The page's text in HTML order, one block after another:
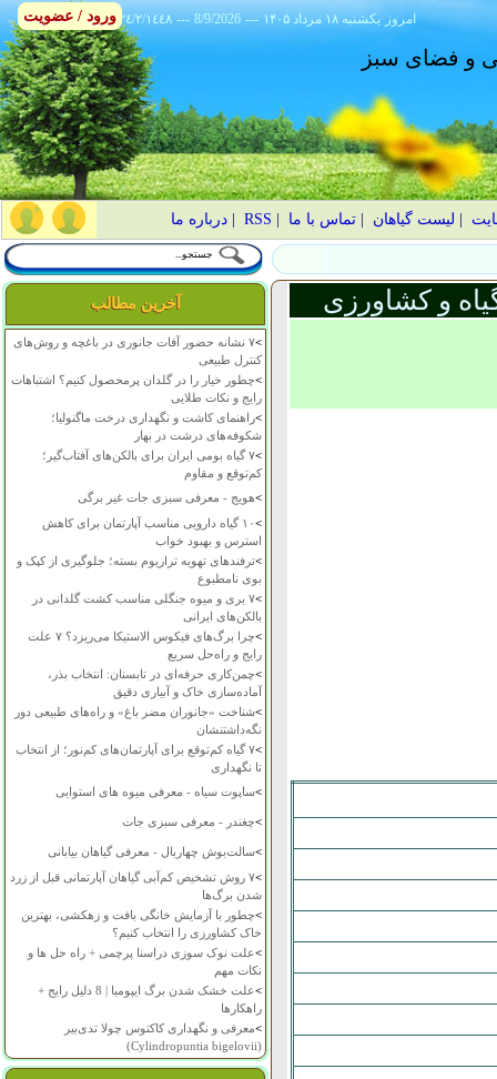
٢٤/٢/١٤٤٨ --- 8/9/2026 --- ۱۴۰۵ يکشنبه ۱۸ مرداد امروز
و فضای سبز
لیست گیاهان |تماس با ما RSS
|درباره ما
آخرین مطالب
>
۷ نشانه حضور آفات جانوری در باغچه و روش‌های
کنترل طبیعی
>چطور خیار را در گلدان پرمحصول کنیم؟ اشتباهات
رایج و نکات طلایی
>راهنمای کاشت و نگهداری درخت ماگنولیا؛
شکوفه‌های درشت در بهار
>
۷ گیاه بومی ایران برای بالکن‌های آفتاب‌گیر؛
کم‌توقع و مقاوم
>هویج - معرفی سبزی جات غیر برگی
>
۱۰ گیاه دارویی مناسب آپارتمان برای کاهش
استرس و بهبود خواب
>ترفندهای تهویه تراریوم بسته؛ جلوگیری از کپک و
بوی نامطبوع
>
۷ بری و میوه جنگلی مناسب کشت گلدانی در
بالکن‌های ایرانی
>
چرا برگ‌های فیکوس الاستیکا می‌ریزد؟ ۷ علت
رایج و راه‌حل سریع
>چمن‌کاری حرفه‌ای در تابستان: انتخاب بذر،
آماده‌سازی خاک و آبیاری دقیق
>شناخت «جانوران مضر باغ» و راه‌های طبیعی دور
نگه‌داشتنشان
>
۷ گیاه کم‌توقع برای آپارتمان‌های کم‌نور؛ از انتخاب
تا نگهداری
>ساپوت سیاه - معرفی میوه های استوایی
>چغندر - معرفی سبزی جات
>سالت‌بوش چهاربال - معرفی گیاهان بیابانی
>
۷ روش تشخیص کم‌آبی گیاهان آپارتمانی قبل از زرد
شدن برگ‌ها
>چطور با آزمایش خانگی بافت و زهکشی، بهترین
خاک کشاورزی را انتخاب کنیم؟
>علت نوک سوزی دراسنا پرچمی + راه حل ها و
نکات مهم
>
علت خشک شدن برگ ایپومیا | 8 دلیل رایج +
راهکارها
>معرفی و نگهداری کاکتوس چولا تدی‌بیر
(Cylindropuntia bigelovii)
و کشاورزی
ورود / عضویت